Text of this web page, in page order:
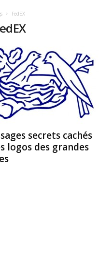
FedEX
secrets cachés
logos des grandes